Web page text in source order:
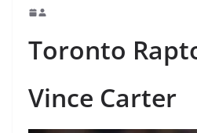
Toronto
Vince Carter